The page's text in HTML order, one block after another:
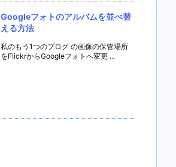
Googleフォトのアルバムを並べ替
える方法
私のもう1つのブログ の画像の保管場所
をFlickrからGoogleフォトへ変更 ...